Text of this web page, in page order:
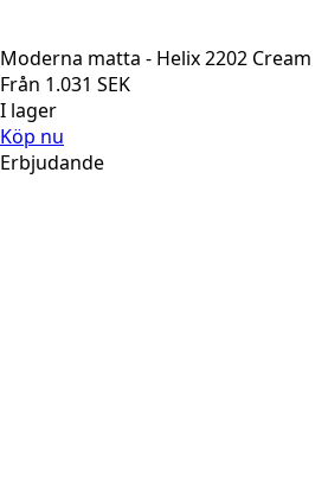
Moderna matta - Helix 2202 Cream
Från 1.031 SEK
I lager
Köp nu
Erbjudande